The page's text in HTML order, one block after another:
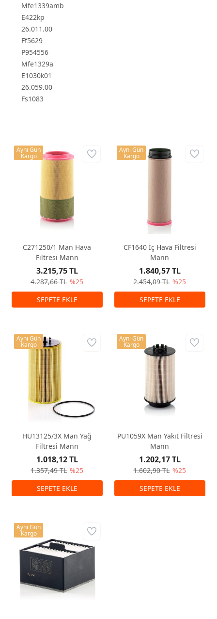
Mfe1339amb
E422kp
26.011.00
Ff5629
P954556
Mfe1329a
E1030k01
26.059.00
Fs1083
C271250/1 Man Hava
Filtresi Mann
4.287,66 TL %25
3.215,75 TL
Aynı Gün
Kargo
CF1640 İç Hava Filtresi
Mann
2.454,09 TL %25
1.840,57 TL
Aynı Gün
Kargo
HU13125/3X Man Yağ
Filtresi Mann
1.357,49 TL %25
1.018,12 TL
Aynı Gün
Kargo
PU1059X Man Yakıt Filtresi
Mann
1.602,90 TL %25
1.202,17 TL
Aynı Gün
Kargo
Aynı Gün
Kargo